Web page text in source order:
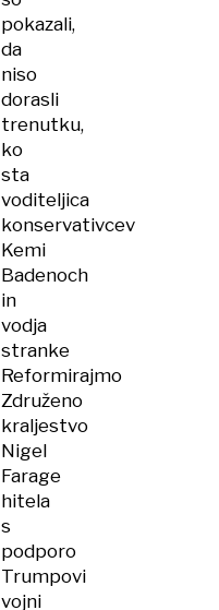
pokazali,
da
niso
dorasli
trenutku,
ko
sta
voditeljica
konservativcev
Kemi
Badenoch
in
vodja
stranke
Reformirajmo
Združeno
kraljestvo
Nigel
Farage
hitela
s
podporo
Trumpovi
vojni